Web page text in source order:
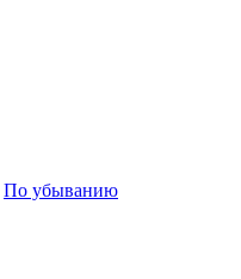
По убыванию